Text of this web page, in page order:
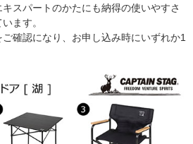
スパートのかたにも納得の使いやすさ
ます。
確認になり、お申し込み時にいずれか1